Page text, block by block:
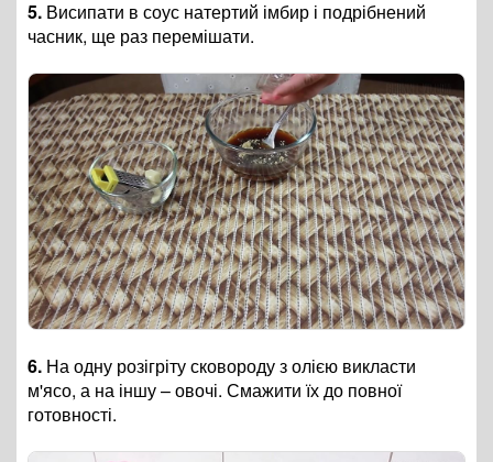
5. Висипати в соус натертий імбир і подрібнений
часник, ще раз перемішати.
6. На одну розігріту сковороду з олією викласти
м'ясо, а на іншу – овочі. Смажити їх до повної
готовності.